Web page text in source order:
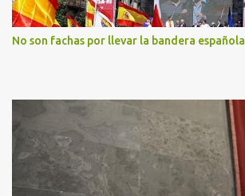
No son fachas por llevar la bandera española